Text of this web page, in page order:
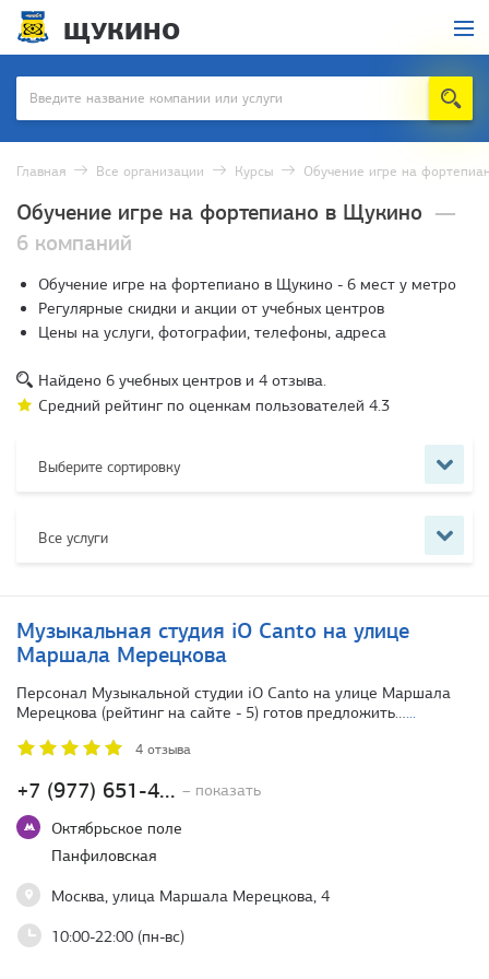
ЩУКИНО
Главная Все организации Курсы Обучение игре на
Обучение игре на фортепиано в Щукино —
6 компаний
Обучение игре на фортепиано в Щукино - 6 мест у метро
Регулярные скидки и акции от учебных центров
Цены на услуги, фотографии, телефоны, адреса
Найдено 6 учебных центров и 4 отзыва.
Средний рейтинг по оценкам пользователей 4.3
Выберите сортировку
Все услуги
Музыкальная студия iO Canto на улице
Маршала Мерецкова
+7 (977) 651-4... – показать
Октябрьское поле
Панфиловская
Москва, улица Маршала Мерецкова, 4
10:00-22:00 (пн-вс)
Персонал Музыкальной студии iO Canto на улице Маршала
Мерецкова (рейтинг на сайте - 5) готов предложить…...
4 отзыва